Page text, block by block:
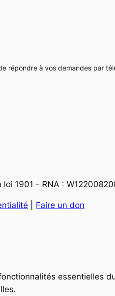
répondre à vos demandes par
1901 - RNA :
Faire un don
essentielles